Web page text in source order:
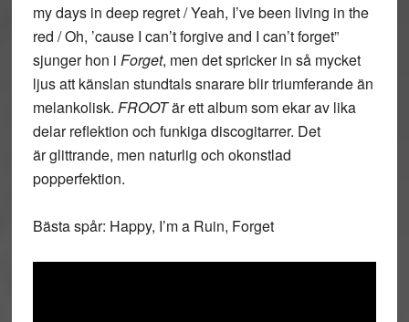
my days in deep regret / Yeah, I’ve been living in the
red / Oh, ’cause I can’t forgive and I can’t forget”
sjunger hon i Forget, men det spricker in så mycket
ljus att känslan stundtals snarare blir triumferande än
melankolisk. FROOTär ett album som ekar av lika
delar reflektion och funkiga discogitarrer. Det
är glittrande, men naturlig och okonstlad
popperfektion.
Bästa spår: Happy, I’m a Ruin, Forget